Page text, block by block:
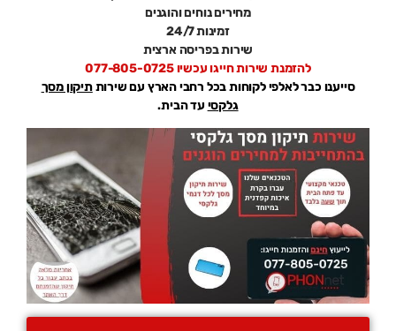
מחירים נוחים והוגנים
זמינות 24/7
שירות בפריסה ארצית
להזמנת שירות חייגו עכשיו 077-805-0725
סייענו כבר לאלפי לקוחות בכל רחבי הארץ עם שירותתיקון מסך
גלקסי עד הבית.